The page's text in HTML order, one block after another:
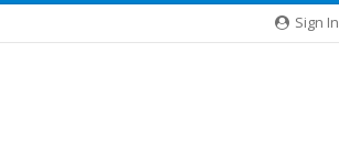
Sign In